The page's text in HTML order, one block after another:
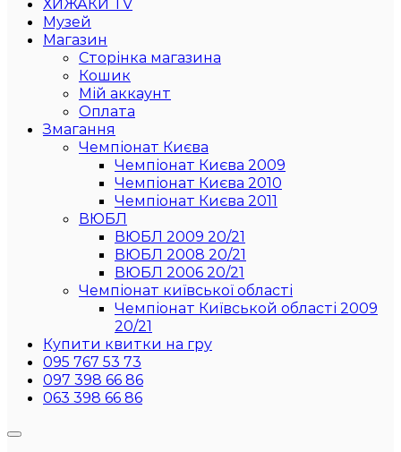
ХИЖАКИ TV
Музей
Магазин
Сторінка магазина
Кошик
Мій аккаунт
Оплата
Змагання
Чемпіонат Києва
Чемпіонат Києва 2009
Чемпіонат Києва 2010
Чемпіонат Києва 2011
ВЮБЛ
ВЮБЛ 2009 20/21
ВЮБЛ 2008 20/21
ВЮБЛ 2006 20/21
Чемпіонат київської області
Чемпіонат Київськой області 2009
20/21
Купити квитки на гру
095 767 53 73
097 398 66 86
063 398 66 86